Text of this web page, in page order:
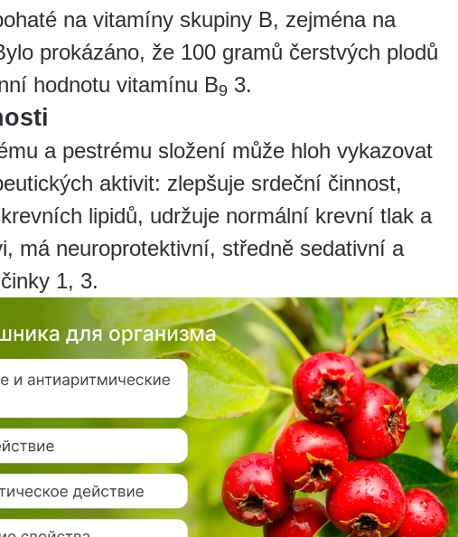
na vitamíny skupiny B, zejména na
prokázáno, že 100 gramů čerstvých plodů
hodnotu vitamínu B9 3.
a pestrému složení může hloh vykazovat
aktivit: zlepšuje srdeční činnost,
lipidů, udržuje normální krevní tlak a
má neuroprotektivní, středně sedativní a
1, 3.